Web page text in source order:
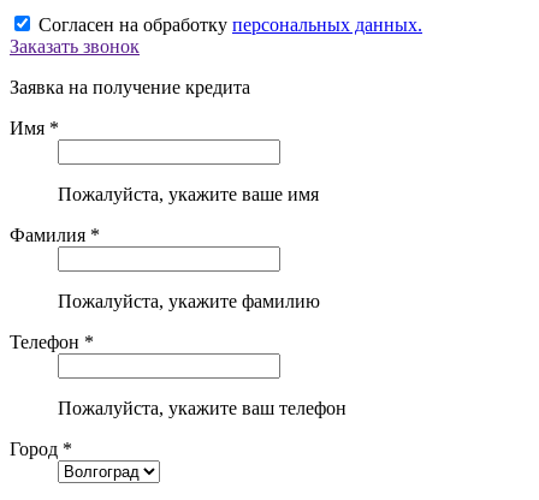
Согласен на обработку персональных данных.
Заказать звонок
Заявка на получение кредита
Имя *
Пожалуйста, укажите ваше имя
Фамилия *
Пожалуйста, укажите фамилию
Телефон *
Пожалуйста, укажите ваш телефон
Город *